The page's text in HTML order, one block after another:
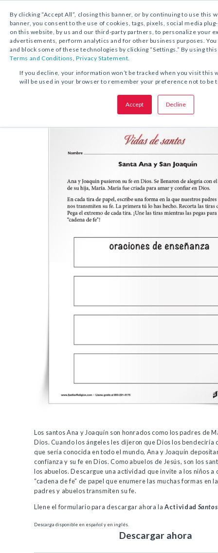
By clicking “Accept All”, closing this banner, or by continuing to use this
banner, you consent to the use of cookies, tags, pixels, social media
on this website, by us and our third-party partners, to personalize your
advertisements, perform analytics and for other business purposes.
and block some of these technologies by clicking “Settings.” By using
Terms and Conditions,Privacy Statement.
If you decline, your information won’t be tracked when you visit this
will be used in your browser to remember your preference not to be
Accept Decline
DESCARGA GRATUITA:ACTIVIDAD
COMPARTA ESTA OFERTA:
Santos Ana y Joaquín
Los santos Ana y Joaquín son honrados como los padres de
Dios. Cuando los ángeles les dijeron que Dios los bendeciría
que sería conocida en todo el mundo, Ana y Joaquín
confianza y su fe en Dios. Como abuelos de Jesús, son los
los abuelos. Descargue una actividad que invite a los niños a
“cadena de fe” de papel que enumere las muchas formas en
padres y abuelos transmiten su fe.
Llene el formulario para descargar ahora laActividad
Descarga disponible en español y en inglés.
Descargar ahora